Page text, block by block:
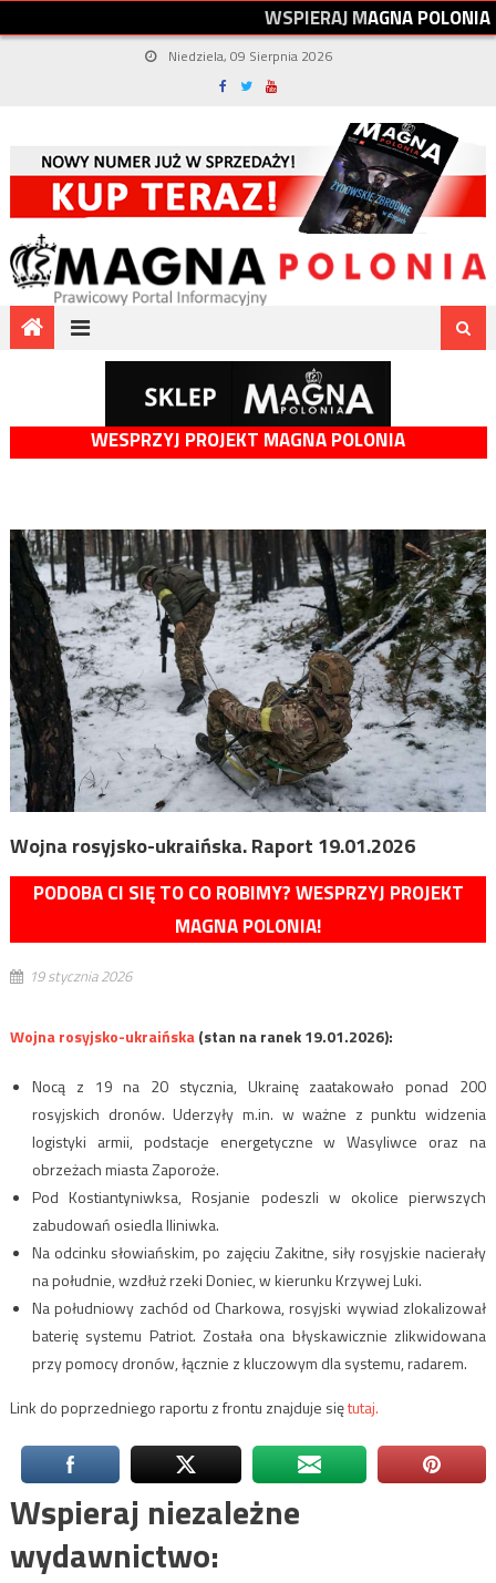
WSPIERAJMAGNAPOLONIA
Niedziela, 09 Sierpnia 2026
WESPRZYJ PROJEKT MAGNA POLONIA
Wojna rosyjsko-ukraińska. Raport 19.01.2026
PODOBA CI SIĘ TO CO ROBIMY? WESPRZYJ PROJEKT
MAGNA POLONIA!
19 stycznia 2026
Wojna rosyjsko-ukraińska(stan na ranek 19.01.2026):
Nocą z 19 na 20 stycznia, Ukrainę zaatakowało ponad 200
rosyjskich dronów. Uderzyły m.in. w ważne z punktu widzenia
logistyki armii, podstacje energetyczne w Wasyliwce oraz na
obrzeżach miasta Zaporoże.
Pod Kostiantyniwksa, Rosjanie podeszli w okolice pierwszych
zabudowań osiedla Iliniwka.
Na odcinku słowiańskim, po zajęciu Zakitne, siły rosyjskie nacierały
na południe, wzdłuż rzeki Doniec, w kierunku Krzywej Luki.
Na południowy zachód od Charkowa, rosyjski wywiad zlokalizował
baterię systemu Patriot. Została ona błyskawicznie zlikwidowana
przy pomocy dronów, łącznie z kluczowym dla systemu, radarem.
Link do poprzedniego raportu z frontu znajduje siętutaj.
Wspieraj niezależne
wydawnictwo: